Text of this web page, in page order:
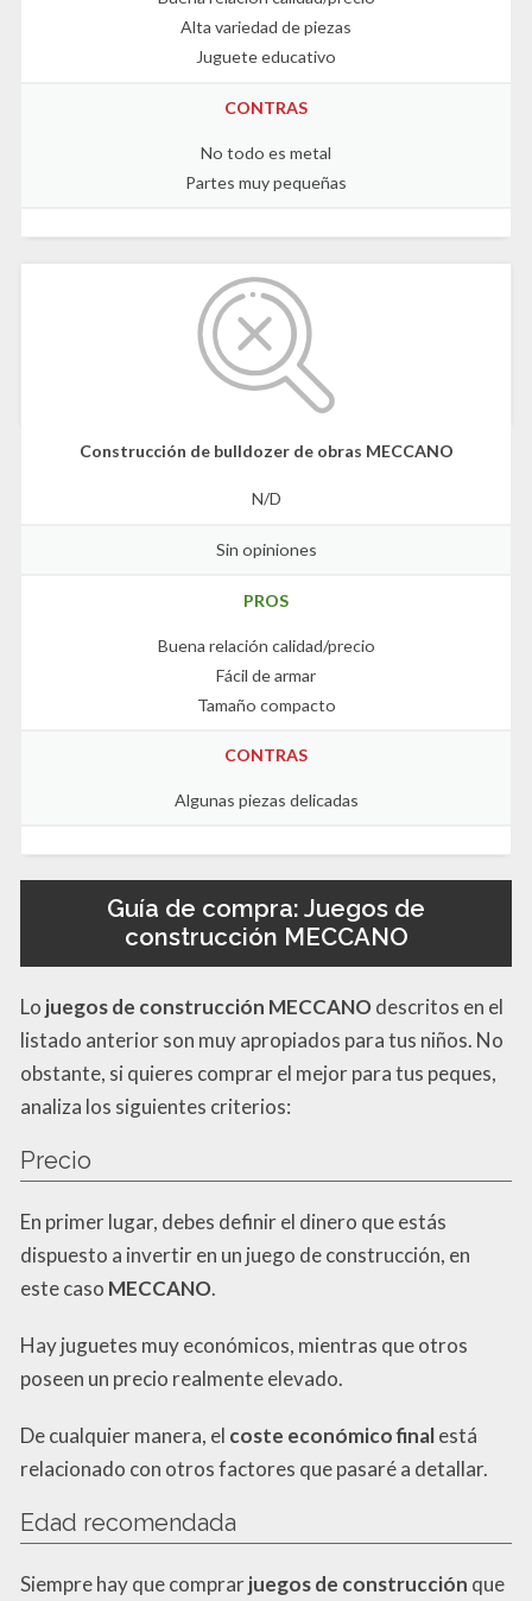
Alta variedad de piezas
Juguete educativo
CONTRAS
No todo es metal
Partes muy pequeñas
Construcción de bulldozer de obras MECCANO
N/D
Sin opiniones
PROS
Buena relación calidad/precio
Fácil de armar
Tamaño compacto
CONTRAS
Algunas piezas delicadas
Guía de compra: Juegos de
construcción MECCANO
Lo juegos de construcción MECCANO descritos en el
listado anterior son muy apropiados para tus niños. No
obstante, si quieres comprar el mejor para tus peques,
analiza los siguientes criterios:
Precio
En primer lugar, debes definir el dinero que estás
dispuesto a invertir en un juego de construcción, en
este caso MECCANO.
Hay juguetes muy económicos, mientras que otros
poseen un precio realmente elevado.
De cualquier manera, el coste económico finalestá
relacionado con otros factores que pasaré a detallar.
Edad recomendada
Siempre hay que comprarjuegos de construcción que